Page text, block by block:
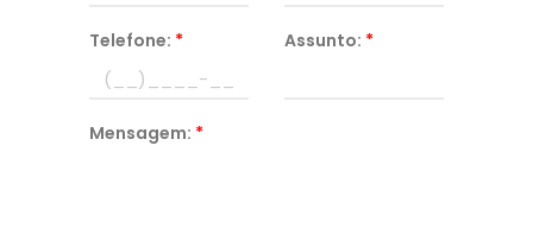
Telefone: * Assunto: *
Mensagem: *